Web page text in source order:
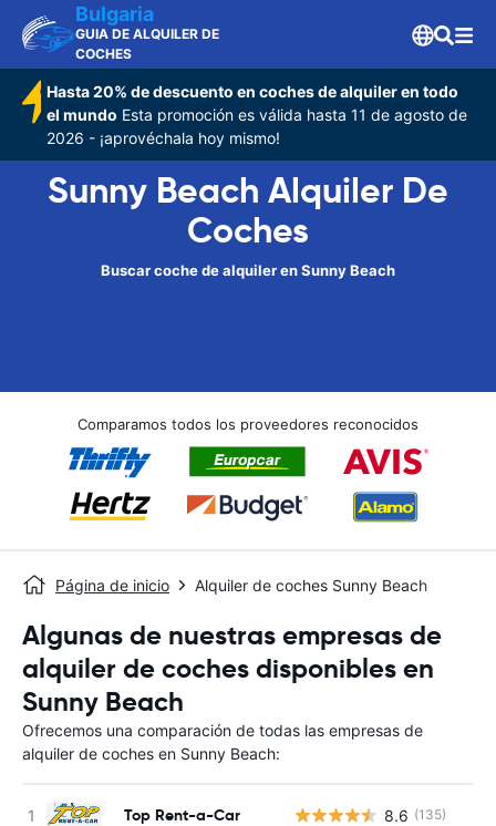
Bulgaria
GUIA DE ALQUILER DE
COCHES
Hasta 20% de descuento en coches de alquiler en todo
el mundo Esta promoción es válida hasta 11 de agosto de
2026 - ¡aprovéchala hoy mismo!
Sunny Beach Alquiler De
Coches
Buscar coche de alquiler en Sunny Beach
Comparamos todos los proveedores reconocidos
Página de inicio Alquiler de coches Sunny Beach
Algunas de nuestras empresas de
alquiler de coches disponibles en
Sunny Beach
Ofrecemos una comparación de todas las empresas de
alquiler de coches en Sunny Beach:
Top Rent-a-Car 8.6 (135)